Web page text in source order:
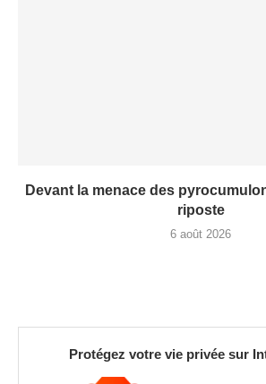
Devant la menace des
riposte
6 août 2026
Protégez votre vie privée sur